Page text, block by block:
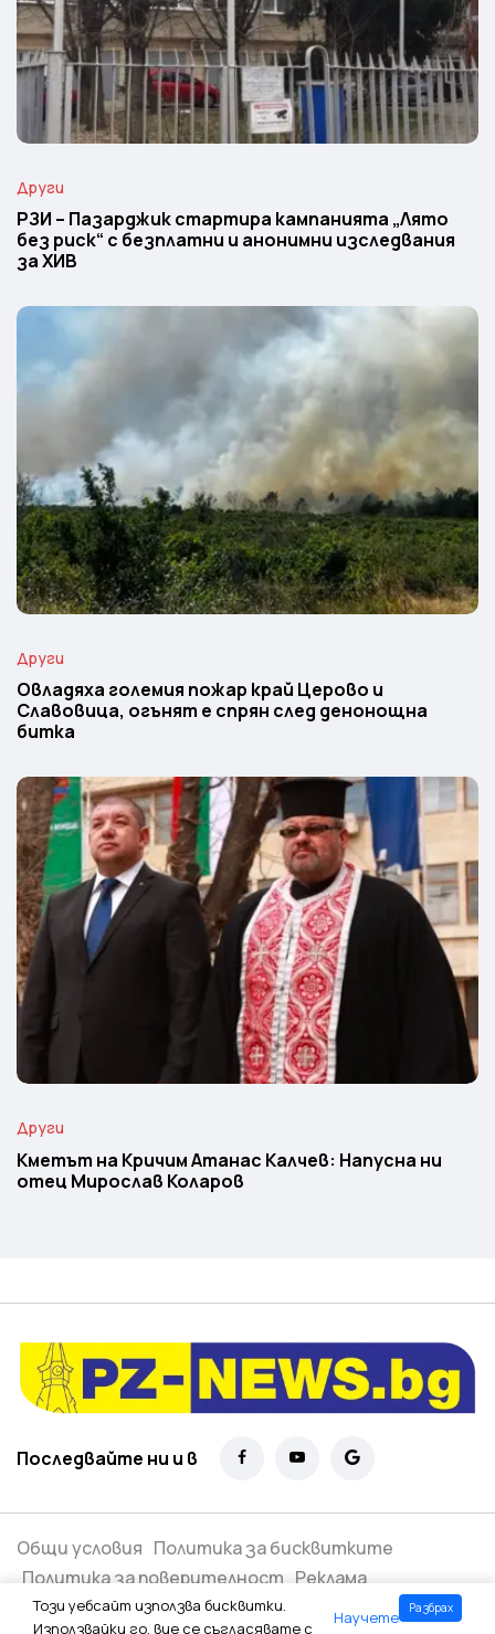
Други
РЗИ – Пазарджик стартира кампанията „Лято
без риск“ с безплатни и анонимни изследвания
за ХИВ
Други
Овладяха големия пожар край Церово и
Славовица, огънят е спрян след денонощна
битка
Други
Кметът на Кричим Атанас Калчев: Напусна ни
отец Мирослав Коларов
Последвайте ни и в
Общи условия Политика за бисквитките
Политика за поверителност Реклама
Всички права запазени ©
Този уебсайт използва бисквитки.
Използвайки го, вие се съгласявате с
Научете
Разбрах